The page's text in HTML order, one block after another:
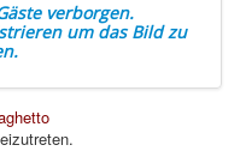
verborgen.
um das Bild zu